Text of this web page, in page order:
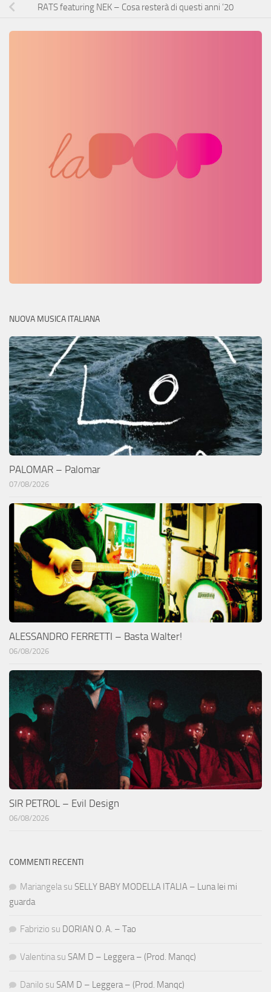
RATS featuring NEK – Cosa resterà di questi anni ’20
NUOVA MUSICA ITALIANA
PALOMAR – Palomar
07/08/2026
ALESSANDRO FERRETTI – Basta Walter!
06/08/2026
SIR PETROL – Evil Design
06/08/2026
COMMENTI RECENTI
Mariangela su SELLY BABY MODELLA ITALIA – Luna lei mi
guarda
Fabrizio su DORIAN O. A. – Tao
Valentina su SAM D – Leggera – (Prod. Manqc)
Danilo su SAM D – Leggera – (Prod. Manqc)